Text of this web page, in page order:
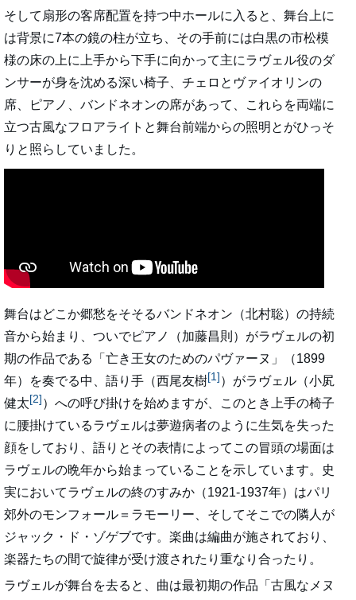
そして扇形の客席配置を持つ中ホールに入ると、舞台上に
は背景に7本の鏡の柱が立ち、その手前には白黒の市松模
様の床の上に上手から下手に向かって主にラヴェル役のダ
ンサーが身を沈める深い椅子、チェロとヴァイオリンの
席、ピアノ、バンドネオンの席があって、これらを両端に
立つ古風なフロアライトと舞台前端からの照明とがひっそ
りと照らしていました。
舞台はどこか郷愁をそそるバンドネオン（北村聡）の持続
音から始まり、ついでピアノ（加藤昌則）がラヴェルの初
期の作品である「亡き王女のためのパヴァーヌ」（1899
年）を奏でる中、語り手（西尾友樹[1]）がラヴェル（小㞍
健太[2]）への呼び掛けを始めますが、このとき上手の椅子
に腰掛けているラヴェルは夢遊病者のように生気を失った
顔をしており、語りとその表情によってこの冒頭の場面は
ラヴェルの晩年から始まっていることを示しています。史
実においてラヴェルの終のすみか（1921-1937年）はパリ
郊外のモンフォール＝ラモーリー、そしてそこでの隣人が
ジャック・ド・ゾゲブです。楽曲は編曲が施されており、
楽器たちの間で旋律が受け渡されたり重なり合ったり。
ラヴェルが舞台を去ると、曲は最初期の作品「古風なメヌ